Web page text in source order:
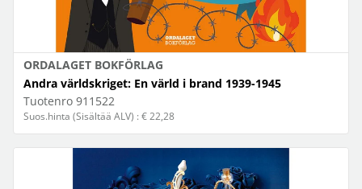
ORDALAGET BOKFÖRLAG
Andra världskriget: En värld i brand 1939-1945
Tuotenro 911522
Suos.hinta (Sisältää ALV) : € 22,28